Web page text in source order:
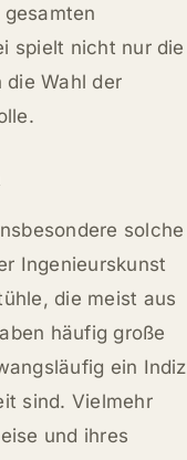
spielt nicht nur die
die Wahl der
solche
Ingenieurskunst
die meist aus
häufig große
ein Indiz
sind. Vielmehr
und ihres